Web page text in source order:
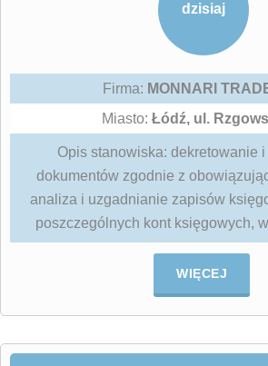
dzisiaj
Firma: MONNARI
Miasto: Łódź, ul.
Opis stanowiska: dekretowanie
dokumentów zgodnie z
analiza i uzgadnianie zapisów
poszczególnych kont księgowych,
WIĘCEJ